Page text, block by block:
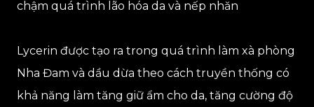
chậm quá trình lão hóa da và nếp nhăn
Lycerin được tạo ra trong quá trình làm xà phòng
Nha Đam và dầu dừa theo cách truyền thống có
khả năng làm tăng giữ ẩm cho da, tăng cường độ